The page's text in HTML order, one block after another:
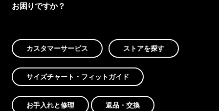
お困りですか？
カスタマーサービス ストアを探す
サイズチャート・フィットガイド
お手入れと修理 返品・交換